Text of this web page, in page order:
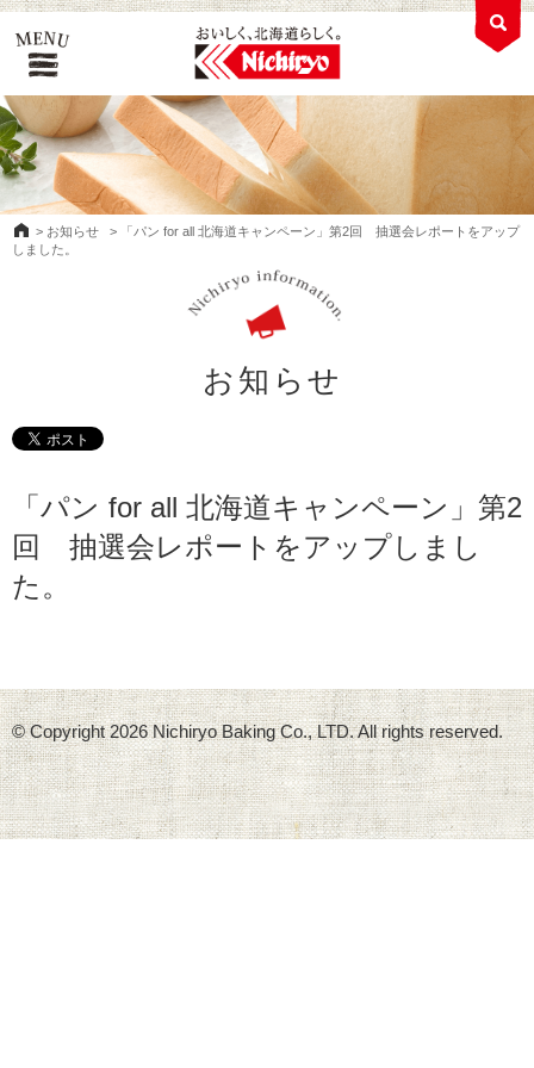
> お知らせ >
「パン for all 北海道キャンペーン」第2回 抽選会レポートをアップ
しました。
お知らせ
「パン for all 北海道キャンペーン」第2
回 抽選会レポートをアップしまし
た。
© Copyright2026 Nichiryo Baking Co., LTD. All rights reserved.